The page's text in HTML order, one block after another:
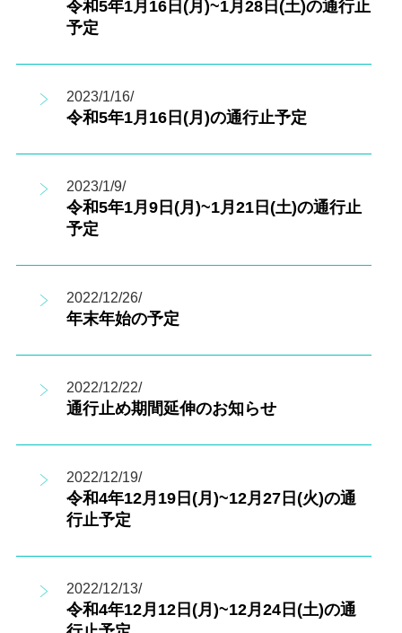
令和5年1月16日(月)~1月28日(土)の通行止
予定
2023/1/16/
令和5年1月16日(月)の通行止予定
2023/1/9/
令和5年1月9日(月)~1月21日(土)の通行止
予定
2022/12/26/
年末年始の予定
2022/12/22/
通行止め期間延伸のお知らせ
2022/12/19/
令和4年12月19日(月)~12月27日(火)の通
行止予定
2022/12/13/
令和4年12月12日(月)~12月24日(土)の通